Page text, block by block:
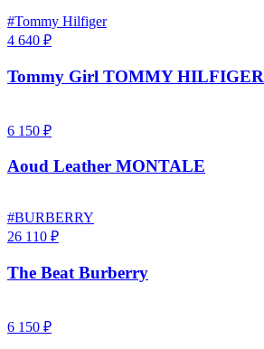
#Tommy Hilfiger
4 640 ₽
Tommy Girl TOMMY HILFIGER
6 150 ₽
Aoud Leather MONTALE
#BURBERRY
26 110 ₽
The Beat Burberry
6 150 ₽